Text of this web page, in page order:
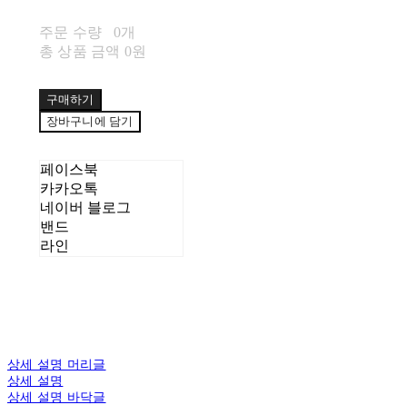
주문 수량
0개
총 상품 금액 0원
구매하기
장바구니에 담기
페이스북
카카오톡
네이버 블로그
밴드
라인
상세 설명 머리글
상세 설명
상세 설명 바닥글